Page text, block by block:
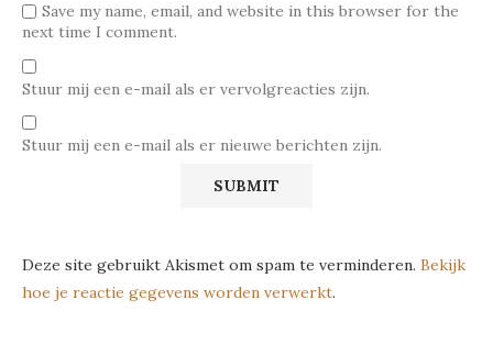
Save my name, email, and website in this browser for the
next time I comment.
Stuur mij een e-mail als er vervolgreacties zijn.
Stuur mij een e-mail als er nieuwe berichten zijn.
Deze site gebruikt Akismet om spam te verminderen. Bekijk
hoe je reactie gegevens worden verwerkt.